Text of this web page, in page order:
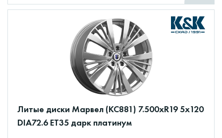
Литые диски Марвел (КС881) 7.500xR19 5x120
DIA72.6 ET35 дарк платинум